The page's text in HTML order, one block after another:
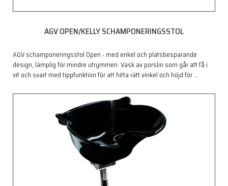
AGV OPEN/KELLY SCHAMPONERINGSSTOL
AGV schamponeringsstol Open - med enkel och platsbesparande
design, lämplig för mindre utrymmen. Vask av porslin som går att få i
vit och svart med tippfunktion för att hitta rätt vinkel och höjd för…